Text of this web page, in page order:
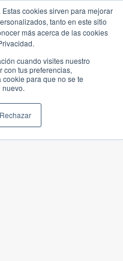
cookies sirven para mejorar
tanto en este sitio
más acerca de las cookies
cuando visites nuestro
con tus preferencias,
para que no se te
nuevo.
Rechazar